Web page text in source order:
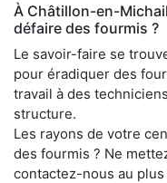
À Châtillon-en-
défaire des fourmis ?
Le savoir-faire se
pour éradiquer des
travail à des
structure.
Les rayons de votre
des fourmis ? Ne
contactez-nous au plus